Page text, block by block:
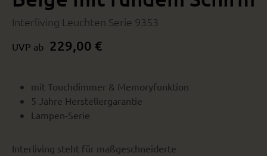
Interliving Leuchten Serie 9353
UVP ab 229,00 €
mit Touchdimmer & Memoryfunktion
5 Jahre Herstellergarantie
Lampen-Serie
Interliving steht für maßgeschneiderte